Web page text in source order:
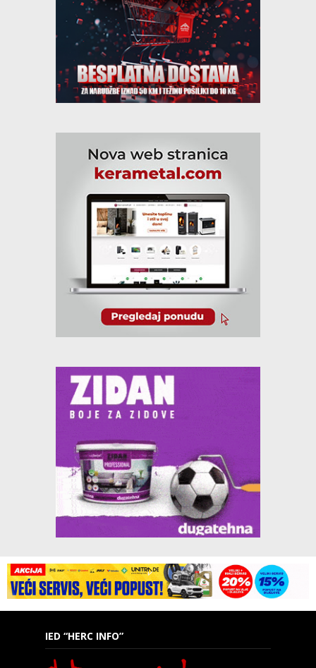
IED “HERC INFO”